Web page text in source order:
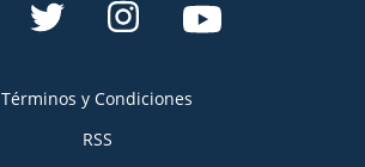
Términos y Condiciones
RSS